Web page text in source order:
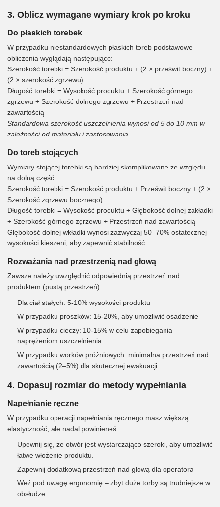
3. Oblicz wymagane wymiary krok po kroku
Do płaskich torebek
W przypadku niestandardowych płaskich toreb podstawowe
obliczenia wyglądają następująco:
Szerokość torebki = Szerokość produktu + (2 × prześwit boczny) +
(2 × szerokość zgrzewu)
Długość torebki = Wysokość produktu + Szerokość górnego
zgrzewu + Szerokość dolnego zgrzewu + Przestrzeń nad
zawartością
Standardowa szerokość uszczelnienia wynosi od 5 do 10 mm w
zależności od materiału i zastosowania
Do toreb stojących
Wymiary stojącej torebki są bardziej skomplikowane ze względu
na dolną część:
Szerokość torebki = Szerokość produktu + Prześwit boczny + (2 ×
Szerokość zgrzewu bocznego)
Długość torebki = Wysokość produktu + Głębokość dolnej zakładki
+ Szerokość górnego zgrzewu + Przestrzeń nad zawartością
Głębokość dolnej wkładki wynosi zazwyczaj 50–70% ostatecznej
wysokości kieszeni, aby zapewnić stabilność.
Rozważania nad przestrzenią nad głową
Zawsze należy uwzględnić odpowiednią przestrzeń nad
produktem (pustą przestrzeń):
Dla ciał stałych: 5-10% wysokości produktu
W przypadku proszków: 15-20%, aby umożliwić osadzenie
W przypadku cieczy: 10-15% w celu zapobiegania
naprężeniom uszczelnienia
W przypadku worków próżniowych: minimalna przestrzeń nad
zawartością (2–5%) dla skutecznej ewakuacji
4. Dopasuj rozmiar do metody wypełniania
Napełnianie ręczne
W przypadku operacji napełniania ręcznego masz większą
elastyczność, ale nadal powinieneś:
Upewnij się, że otwór jest wystarczająco szeroki, aby umożliwić
łatwe włożenie produktu.
Zapewnij dodatkową przestrzeń nad głową dla operatora
Weź pod uwagę ergonomię – zbyt duże torby są trudniejsze w
obsłudze